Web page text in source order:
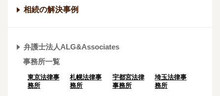
相続の解決事例
弁護士法人ALG&Associates
事務所一覧
東京法律事
務所
札幌法律事
務所
宇都宮法律
事務所
埼玉法律事
務所